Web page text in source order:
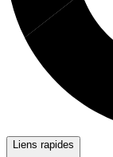
Liens rapides